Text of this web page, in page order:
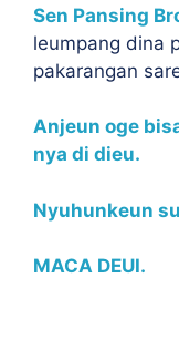
Sen Pansing
leumpang dina
pakarangan
Anjeun oge
nya di dieu.
Nyuhunkeun
MACA DEUI.